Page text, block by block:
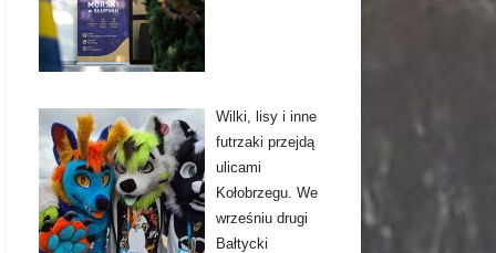
Wilki, lisy i inne
futrzaki przejdą
ulicami
Kołobrzegu. We
wrześniu drugi
Bałtycki